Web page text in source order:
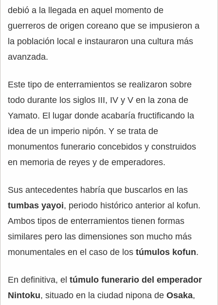
debió a la llegada en aquel momento de
guerreros de origen coreano que se impusieron a
la población local e instauraron una cultura más
avanzada.
Este tipo de enterramientos se realizaron sobre
todo durante los siglos III, IV y V en la zona de
Yamato. El lugar donde acabaría fructificando la
idea de un imperio nipón. Y se trata de
monumentos funerario concebidos y construidos
en memoria de reyes y de emperadores.
Sus antecedentes habría que buscarlos en las
tumbas yayoi, periodo histórico anterior al kofun.
Ambos tipos de enterramientos tienen formas
similares pero las dimensiones son mucho más
monumentales en el caso de los túmulos kofun.
En definitiva, el túmulo funerario del emperador
Nintoku, situado en la ciudad nipona de Osaka,